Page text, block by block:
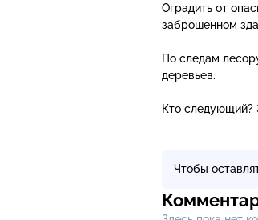
Оградить от
заброшенном
По следам
деревьев.
Кто следующий?
Чтобы